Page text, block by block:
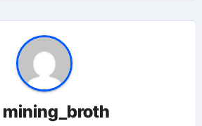
mining_broth